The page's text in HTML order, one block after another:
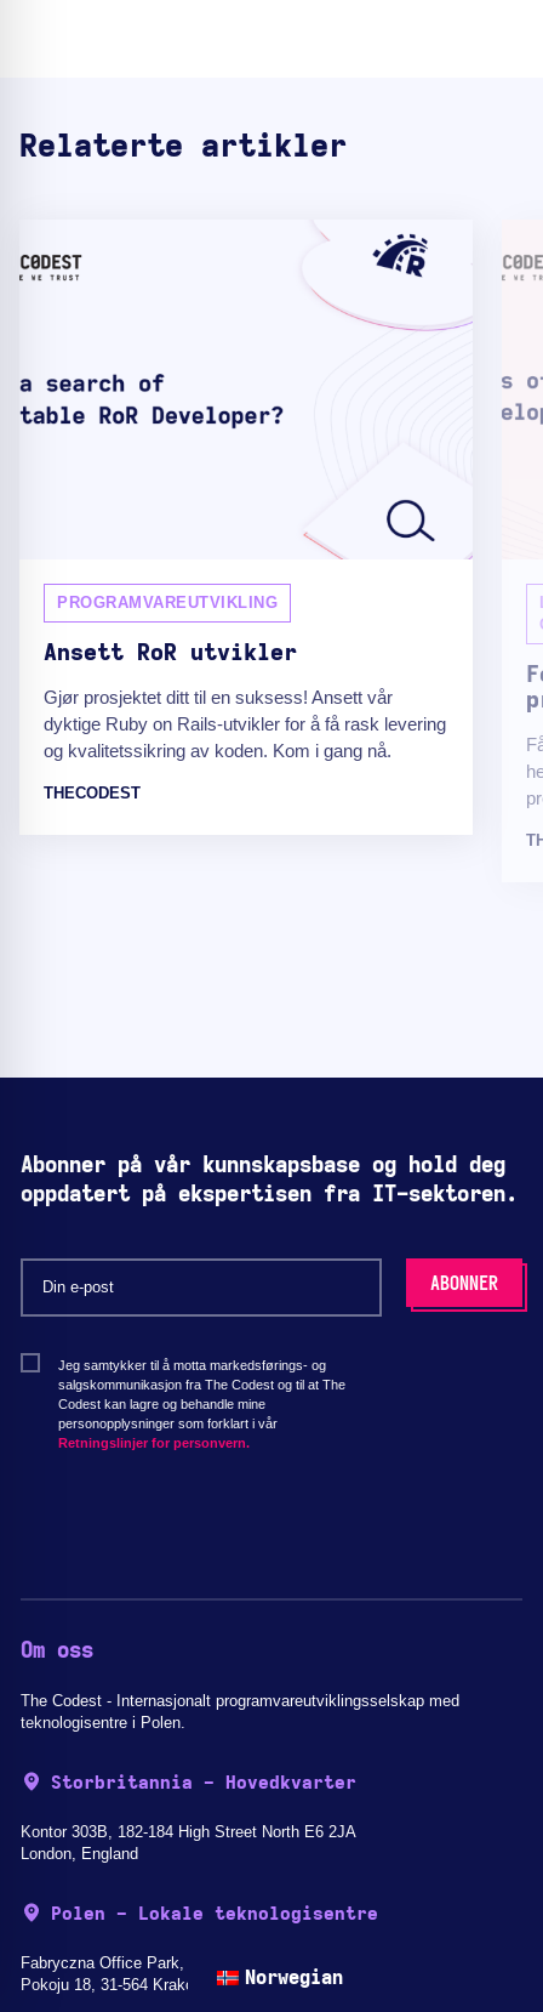
Relaterte artikler
PROGRAMVAREUTVIKLING
Ansett RoR utvikler
Gjør prosjektet ditt til en suksess! Ansett vår
dyktige Ruby on Rails-utvikler for å få rask levering
og kvalitetssikring av koden. Kom i gang nå.
THECODEST
Abonner på vår kunnskapsbase og hold deg
oppdatert på ekspertisen fra IT-sektoren.
Jeg samtykker til å motta markedsførings- og
salgskommunikasjon fra The Codest og til at The
Codest kan lagre og behandle mine
personopplysninger som forklart i vår
Retningslinjer for personvern.
Om oss
The Codest - Internasjonalt programvareutviklingsselskap med
teknologisentre i Polen.
Storbritannia - Hovedkvarter
Kontor 303B, 182-184 High Street North E6 2JA
London, England
Polen - Lokale teknologisentre
Fabryczna Office Park, Aleja
Pokoju 18, 31-564 Kraków
Norwegian